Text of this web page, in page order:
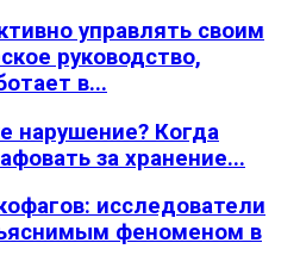
управлять своим
руководство,
в...
нарушение? Когда
за хранение...
исследователи
феноменом в